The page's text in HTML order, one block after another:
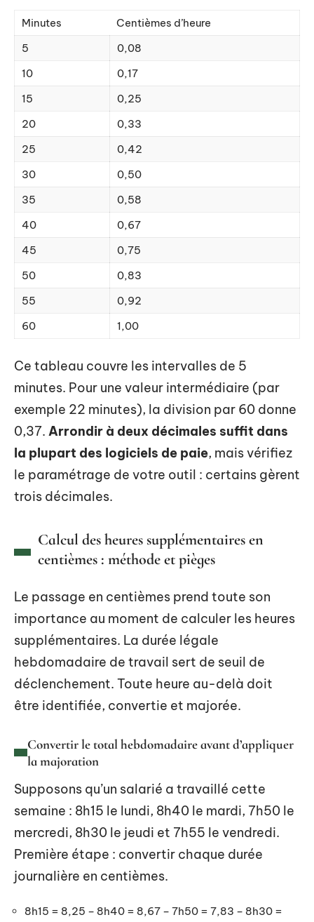
Minutes
Centièmes d’heure
5
0,08
10
0,17
15
0,25
20
0,33
25
0,42
30
0,50
35
0,58
40
0,67
45
0,75
50
0,83
55
0,92
60
1,00
Ce tableau couvre les intervalles de 5
minutes. Pour une valeur intermédiaire (par
exemple 22 minutes), la division par 60 donne
0,37. Arrondir à deux décimales suffit dans
la plupart des logiciels de paie, mais vérifiez
le paramétrage de votre outil : certains gèrent
trois décimales.
Calcul des heures supplémentaires en
centièmes : méthode et pièges
Le passage en centièmes prend toute son
importance au moment de calculer les heures
supplémentaires. La durée légale
hebdomadaire de travail sert de seuil de
déclenchement. Toute heure au-delà doit
être identifiée, convertie et majorée.
Convertir le total hebdomadaire avant d’appliquer
la majoration
Supposons qu’un salarié a travaillé cette
semaine : 8h15 le lundi, 8h40 le mardi, 7h50 le
mercredi, 8h30 le jeudi et 7h55 le vendredi.
Première étape : convertir chaque durée
journalière en centièmes.
8h15 = 8,25 – 8h40 = 8,67 – 7h50 = 7,83 – 8h30 =